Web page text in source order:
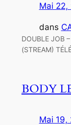
Mai 22,
dans
DOUBLE JOB
(STREAM)
BODY
Mai 19,